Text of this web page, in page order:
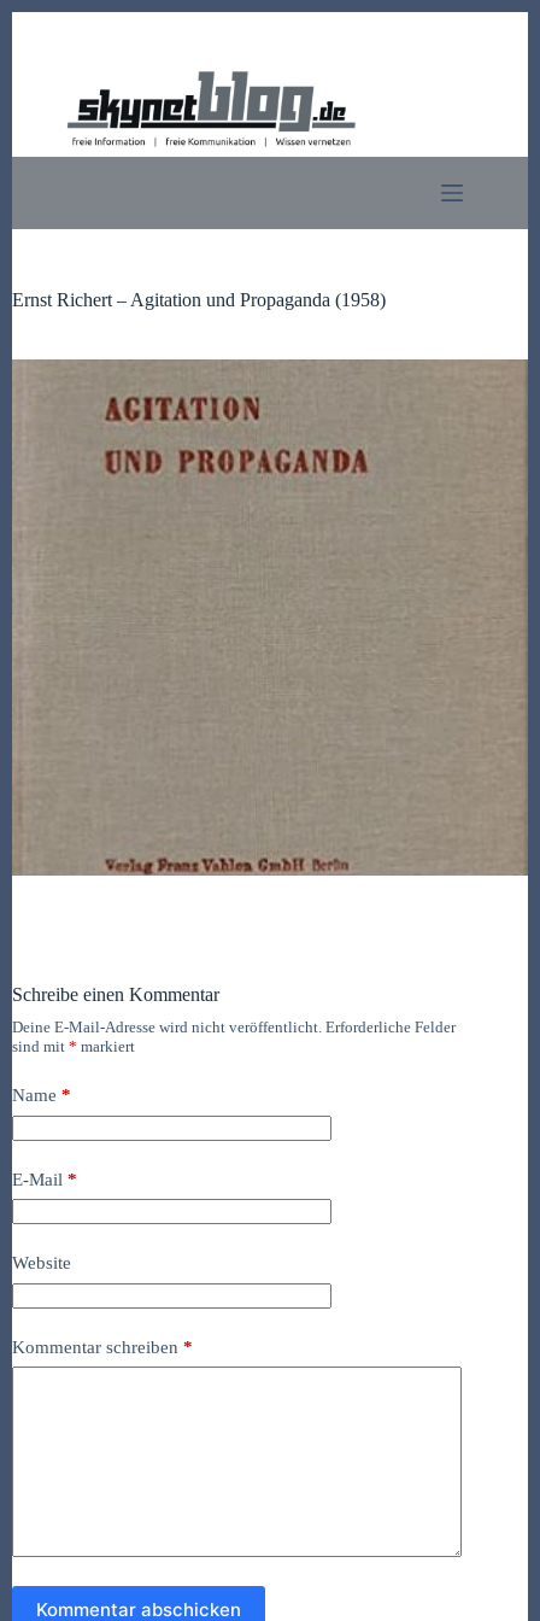
Ernst Richert – Agitation und Propaganda (1958)
Schreibe einen Kommentar
Deine E-Mail-Adresse wird nicht veröffentlicht. Erforderliche Felder
sind mit * markiert
Name *
E-Mail *
Website
Kommentar schreiben *
Kommentar abschicken